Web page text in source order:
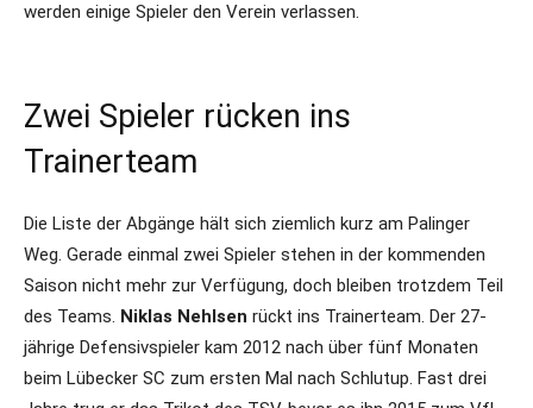
werden einige Spieler den Verein verlassen.
Zwei Spieler rücken ins
Trainerteam
Die Liste der Abgänge hält sich ziemlich kurz am Palinger
Weg. Gerade einmal zwei Spieler stehen in der kommenden
Saison nicht mehr zur Verfügung, doch bleiben trotzdem Teil
des Teams. Niklas Nehlsen rückt ins Trainerteam. Der 27-
jährige Defensivspieler kam 2012 nach über fünf Monaten
beim Lübecker SC zum ersten Mal nach Schlutup. Fast drei